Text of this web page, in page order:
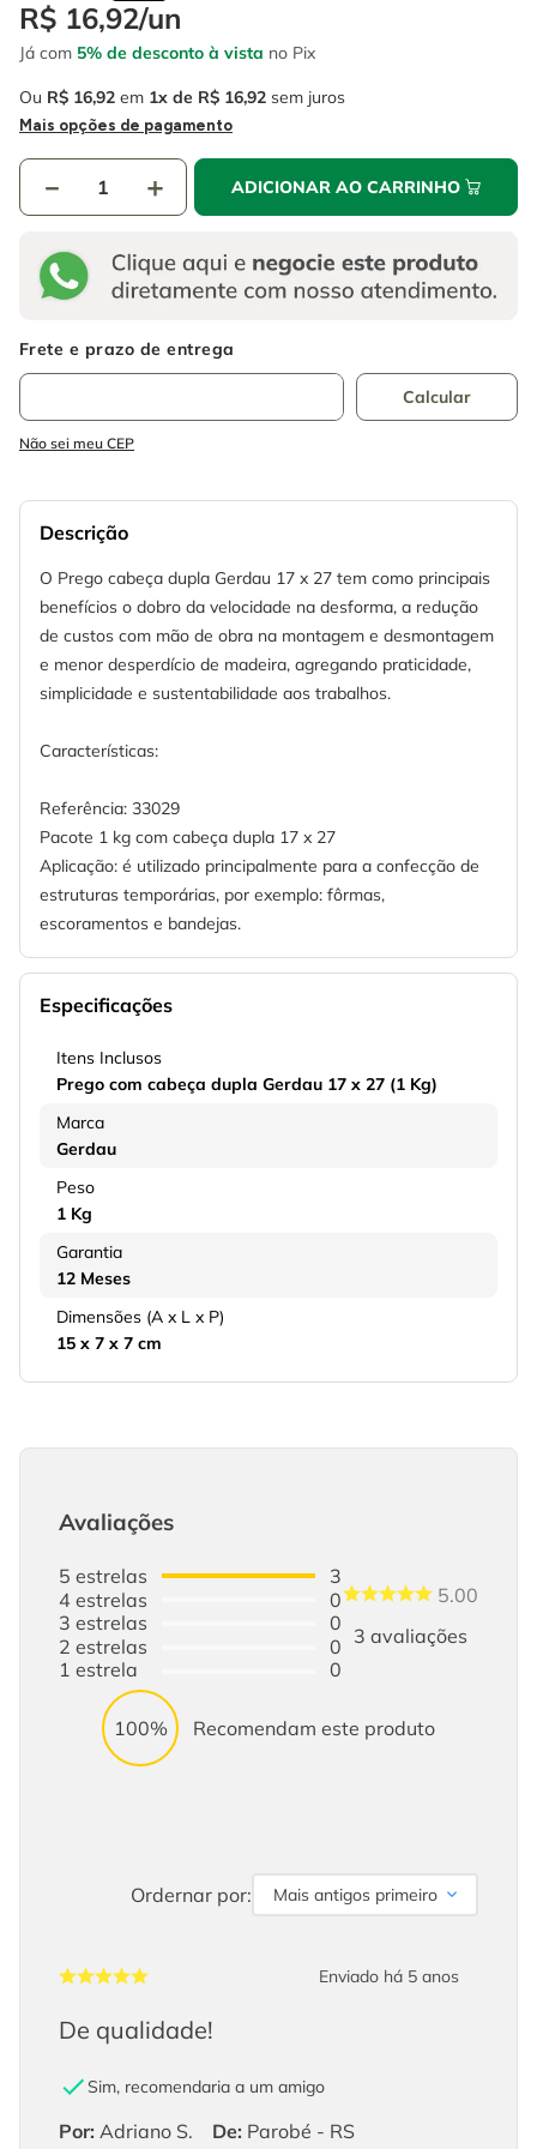
R$ 16,92/un
Já com 5% de desconto à vista no Pix
Ou R$ 16,92 em 1 R$ 16,92 sem juros
Mais opções de pagamento
＋
－ ADICIONAR AO CARRINHO
Não sei meu CEP
Descrição
O Prego cabeça dupla Gerdau 17 x 27 tem como principais
benefícios o dobro da velocidade na desforma, a redução
de custos com mão de obra na montagem e desmontagem
e menor desperdício de madeira, agregando praticidade,
simplicidade e sustentabilidade aos trabalhos.
Características:
Referência: 33029
Pacote 1 kg com cabeça dupla 17 x 27
Aplicação: é utilizado principalmente para a confecção de
estruturas temporárias, por exemplo: fôrmas,
escoramentos e bandejas.
Especificações
Itens Inclusos
Prego com cabeça dupla Gerdau 17 x 27 (1 Kg)
Marca
Gerdau
Peso
1 Kg
Garantia
12 Meses
Dimensões (A x L x P)
15 x 7 x 7 cm
Avaliações
5estrelas
4estrelas
3estrelas
2estrelas
1estrela
3
0
0
0
0
5.00
3 avaliações
100% Recomendam este produto
Ordernar por: Mais antigos primeiro
Enviado há 5 anos
De qualidade!
Sim, recomendaria a um amigo
Por: Adriano S. De: Parobé - RS
6 fio
7º chave impacto
8º disco corte
serra copo
º escada
º serra circular
º fio
disco corte
serra copo